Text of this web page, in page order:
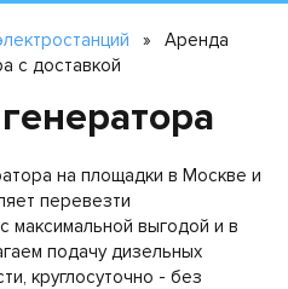
»
Аренда
с доставкой
на площадки в Москве и
перевезти
максимальной выгодой и в
подачу дизельных
круглосуточно - без